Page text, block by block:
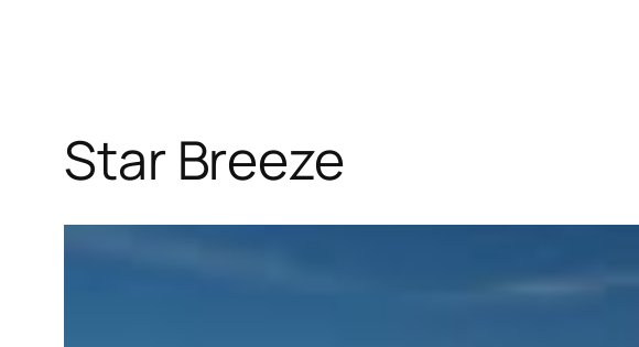
Star Breeze